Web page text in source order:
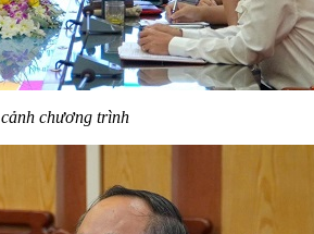
chương trình